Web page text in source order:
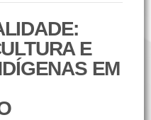
E
EM